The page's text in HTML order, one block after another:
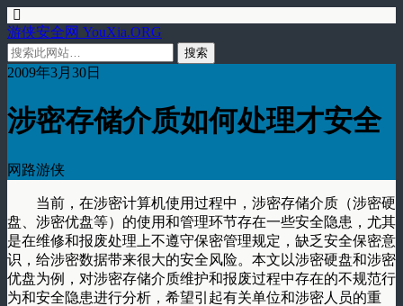
游侠安全网 YouXia.ORG
2009年3月30日
涉密存储介质如何处理才安全
网路游侠
当前，在涉密计算机使用过程中，涉密存储介质（涉密硬
盘、涉密优盘等）的使用和管理环节存在一些安全隐患，尤其
是在维修和报废处理上不遵守保密管理规定，缺乏安全保密意
识，给涉密数据带来很大的安全风险。本文以涉密硬盘和涉密
优盘为例，对涉密存储介质维护和报废过程中存在的不规范行
为和安全隐患进行分析，希望引起有关单位和涉密人员的重